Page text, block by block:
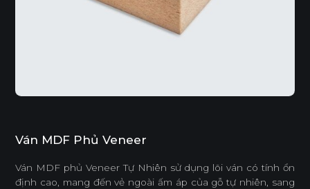
Ván MDF Phủ Veneer
Ván MDF phủ Veneer Tự Nhiên sử dụng lõi ván có tính ổn
định cao, mang đến vẻ ngoài ấm áp của gỗ tự nhiên, sang